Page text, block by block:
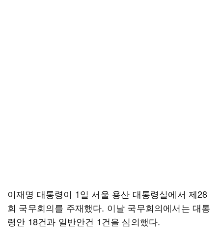
이재명 대통령이 1일 서울 용산 대통령실에서 제28
회 국무회의를 주재했다. 이날 국무회의에서는 대통
령안 18건과 일반안건 1건을 심의했다.